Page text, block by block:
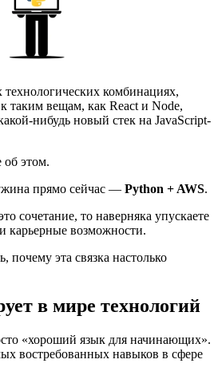
комбинациях,
таким вещам, как React и Node,
нибудь новый стек на JavaScript-
об этом.
прямо сейчас — Python + AWS.
сочетание, то наверняка упускаете
карьерные возможности.
почему эта связка настолько
в мире технологий
«хороший язык для начинающих».
востребованных навыков в сфере